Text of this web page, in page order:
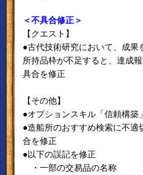
＜不具合修正＞
【クエスト】
●古代技術研究において、成果
所持品枠が不足すると、達成
具合を修正
【その他】
●オプションスキル「信頼構築
●造船所のおすすめ検索に不適
合を修正
●以下の誤記を修正
・一部の交易品の名称